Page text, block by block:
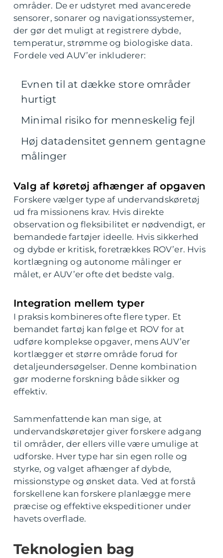
områder. De er udstyret med avancerede
sensorer, sonarer og navigationssystemer,
der gør det muligt at registrere dybde,
temperatur, strømme og biologiske data.
Fordele ved AUV’er inkluderer:
Evnen til at dække store områder
hurtigt
Minimal risiko for menneskelig fejl
Høj datadensitet gennem gentagne
målinger
Valg af køretøj afhænger af opgaven
Forskere vælger type af undervandskøretøj
ud fra missionens krav. Hvis direkte
observation og fleksibilitet er nødvendigt, er
bemandede fartøjer ideelle. Hvis sikkerhed
og dybde er kritisk, foretrækkes ROV’er. Hvis
kortlægning og autonome målinger er
målet, er AUV’er ofte det bedste valg.
Integration mellem typer
I praksis kombineres ofte flere typer. Et
bemandet fartøj kan følge et ROV for at
udføre komplekse opgaver, mens AUV’er
kortlægger et større område forud for
detaljeundersøgelser. Denne kombination
gør moderne forskning både sikker og
effektiv.
Sammenfattende kan man sige, at
undervandskøretøjer giver forskere adgang
til områder, der ellers ville være umulige at
udforske. Hver type har sin egen rolle og
styrke, og valget afhænger af dybde,
missionstype og ønsket data. Ved at forstå
forskellene kan forskere planlægge mere
præcise og effektive ekspeditioner under
havets overflade.
Teknologien bag